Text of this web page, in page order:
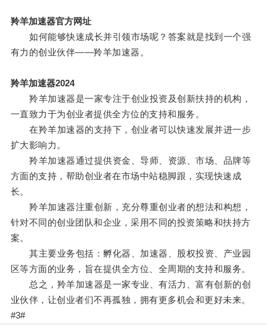
羚羊加速器官方网址
如何能够快速成长并引领市场呢？答案就是找到一个强
有力的创业伙伴——羚羊加速器。
羚羊加速器2024
羚羊加速器是一家专注于创业投资及创新扶持的机构，
一直致力于为创业者提供全方位的支持和服务。
在羚羊加速器的支持下，创业者可以快速发展并进一步
扩大影响力。
羚羊加速器通过提供资金、导师、资源、市场、品牌等
方面的支持，帮助创业者在市场中站稳脚跟，实现快速成
长。
羚羊加速器注重创新，充分尊重创业者的想法和构想，
针对不同的创业团队和企业，采用不同的投资策略和扶持方
案。
其主要业务包括：孵化器、加速器、股权投资、产业园
区等方面的业务，旨在提供全方位、全周期的支持和服务。
总之，羚羊加速器是一家专业、有活力、富有创新的创
业伙伴，让创业者们不再孤独，拥有更多机会和更好未来。
#3#